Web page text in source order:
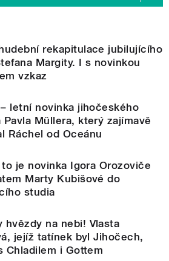
rekapitulace jubilujícího
Margity. I s novinkou
vzkaz
letní novinka jihočeského
Pavla Müllera, který zajímavě
Ráchel od Oceánu
to je novinka Igora Orozoviče
Marty Kubišové do
studia
hvězdy na nebi! Vlasta
jejíž tatínek byl Jihočech,
Chladilem i Gottem